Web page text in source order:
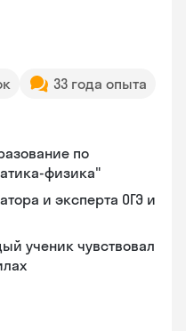
33 года опыта
по
физика"
и эксперта ОГЭ и
ученик чувствовал